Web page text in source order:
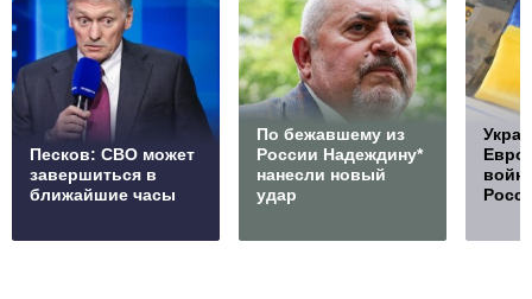
Песков: СВО может
завершиться в
ближайшие часы
По бежавшему из
России Надеждину*
нанесли новый
удар